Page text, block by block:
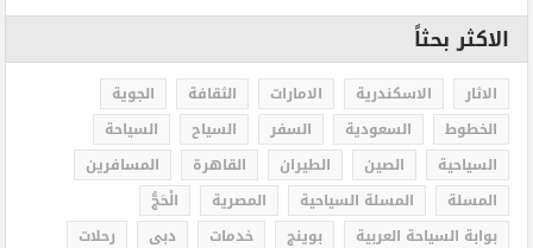
الاكثر بحثاً
الاثار الاسكندرية الامارات الثقافة
الجوية
الخطوط
السعودية السفر السياح
السياحة
السياحية
الصين الطيران القاهرة
المسافرين
المسلة
المسلة السياحية المصرية
الْحَجُّ
بوابة السياحة العربية
بوينج خدمات دبى
رحلات